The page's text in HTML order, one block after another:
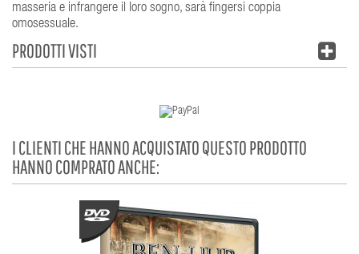
masseria e infrangere il loro sogno, sarà fingersi coppia
omosessuale.
PRODOTTI VISTI
I CLIENTI CHE HANNO ACQUISTATO QUESTO PRODOTTO
HANNO COMPRATO ANCHE: